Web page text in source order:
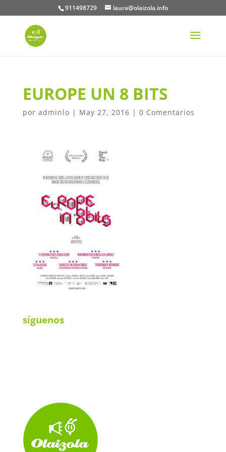
911498729 laura@olaizola.info
EUROPE UN 8 BITS
por adminlo | May 27, 2016 | 0 Comentarios
síguenos